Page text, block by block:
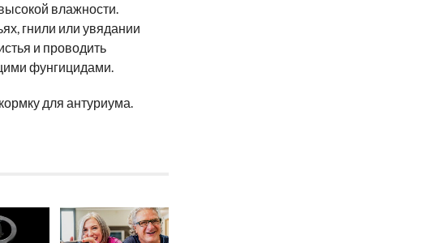
влажности.
гнили или увядании
и проводить
фунгицидами.
для антуриума.